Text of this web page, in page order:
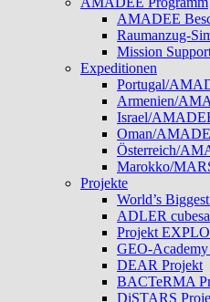
AMADEE
Raumanzug-
Mission
Expeditionen
Portugal/
Armenien/
Israel/
Oman/
Österreich/
Marokko/
Projekte
World’s
ADLER
Projekt
GEO-
DEAR Projekt
BACTeRMA
DiSTARS